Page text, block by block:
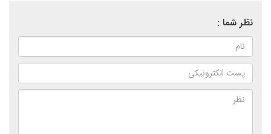
نظر شما :